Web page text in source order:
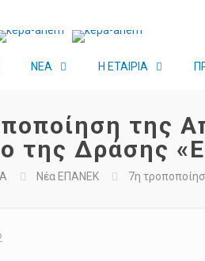
ΝΕΑ Η ΕΤΑΙΡΙΑ
της
της Δράσης
Νέα ΕΠΑΝΕΚ 7η